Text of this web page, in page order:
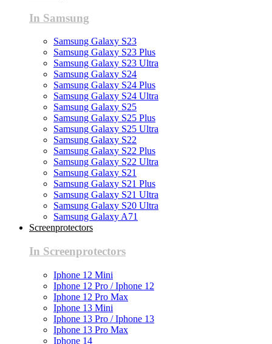
In Samsung
Samsung Galaxy S23
Samsung Galaxy S23 Plus
Samsung Galaxy S23 Ultra
Samsung Galaxy S24
Samsung Galaxy S24 Plus
Samsung Galaxy S24 Ultra
Samsung Galaxy S25
Samsung Galaxy S25 Plus
Samsung Galaxy S25 Ultra
Samsung Galaxy S22
Samsung Galaxy S22 Plus
Samsung Galaxy S22 Ultra
Samsung Galaxy S21
Samsung Galaxy S21 Plus
Samsung Galaxy S21 Ultra
Samsung Galaxy S20 Ultra
Samsung Galaxy A71
Screenprotectors
In Screenprotectors
Iphone 12 Mini
Iphone 12 Pro / Iphone 12
Iphone 12 Pro Max
Iphone 13 Mini
Iphone 13 Pro / Iphone 13
Iphone 13 Pro Max
Iphone 14